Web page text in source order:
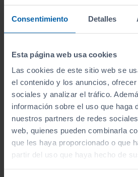
Consentimiento Detalles
Esta página web usa cookies
Las cookies de este sitio web se
el contenido y los anuncios,
sociales y analizar el tráfico.
información sobre el uso que haga
nuestros partners de redes
web, quienes pueden combinarla
que les haya proporcionado o que
partir del uso que haya hecho de
- 2.000
OPEL ASTRA
54KWH GS AUTO
10.421 km
2023
Automático
Eléctrico